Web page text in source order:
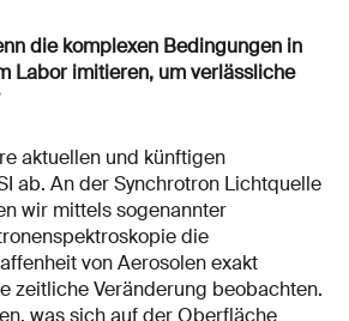
die komplexen Bedingungen in
Labor imitieren, um verlässliche
aktuellen und künftigen
ab. An der Synchrotron Lichtquelle
wir mittels sogenannter
die
von Aerosolen exakt
zeitliche Veränderung beobachten.